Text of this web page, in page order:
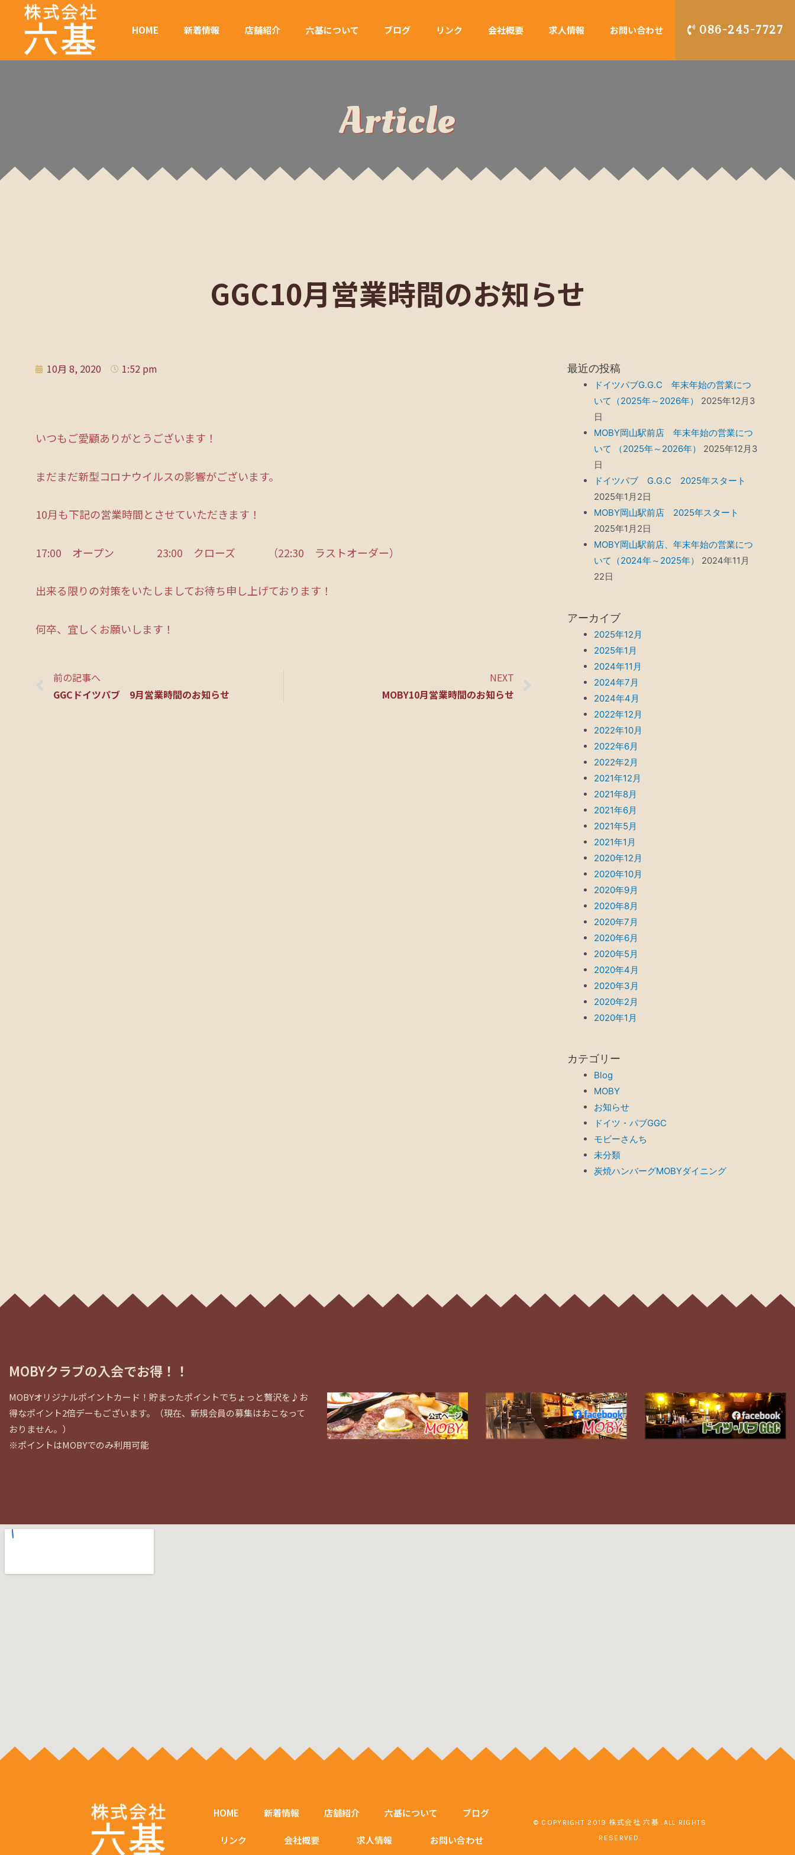
HOME 新着情報 店舗紹介 六基について ブログ リンク 会社概要 求人情報 お問い合わせ 086-245-7727
Article
GGC10月営業時間のお知らせ
10月 8, 2020 1:52 pm
いつもご愛顧ありがとうございます！
まだまだ新型コロナウイルスの影響がございます。
10月も下記の営業時間とさせていただきます！
17:00 オープン 23:00 クローズ （22:30 ラストオーダー）
出来る限りの対策をいたしましてお待ち申し上げております！
何卒、宜しくお願いします！
前の記事へ
GGCドイツパブ 9月営業時間のお知らせ
NEXT
MOBY10月営業時間のお知らせ
最近の投稿
ドイツパブG.G.C 年末年始の営業につ
いて（2025年～2026年）
2025年12月3
日
MOBY岡山駅前店 年末年始の営業につ
いて （2025年～2026年）
2025年12月3
日
ドイツパブ G.G.C 2025年スタート
2025年1月2日
MOBY岡山駅前店 2025年スタート
2025年1月2日
MOBY岡山駅前店、年末年始の営業につ
いて（2024年～2025年）
2024年11月
22日
アーカイブ
2025年12月
2025年1月
2024年11月
2024年7月
2024年4月
2022年12月
2022年10月
2022年6月
2022年2月
2021年12月
2021年8月
2021年6月
2021年5月
2021年1月
2020年12月
2020年10月
2020年9月
2020年8月
2020年7月
2020年6月
2020年5月
2020年4月
2020年3月
2020年2月
2020年1月
カテゴリー
Blog
MOBY
お知らせ
ドイツ・パブGGC
モビーさんち
未分類
炭焼ハンバーグMOBYダイニング
MOBYクラブの入会でお得！！
MOBYオリジナルポイントカード！貯まったポイントでちょっと贅沢を♪お
得なポイント2倍デーもございます。（現在、新規会員の募集はおこなって
おりません。）
※ポイントはMOBYでのみ利用可能
HOME 新着情報 店舗紹介 六基について ブログ
リンク 会社概要 求人情報 お問い合わせ
© COPYRIGHT 2019 株式会社 六基 .ALL RIGHTS
RESERVED.